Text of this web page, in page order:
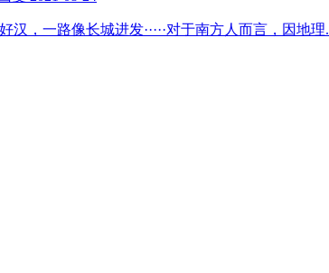
，一路像长城进发·····对于南方人而言，因地理